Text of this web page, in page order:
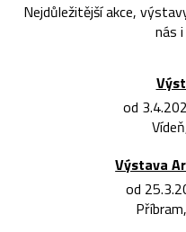
Nejdůležitější akce,
nás
od
Výstava
od